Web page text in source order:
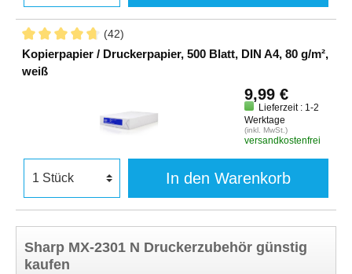
(42)
Kopierpapier / Druckerpapier, 500 Blatt, DIN A4, 80 g/m²,
weiß
9,99 €
Lieferzeit : 1-2
Werktage
(inkl. MwSt.)
versandkostenfrei
In den Warenkorb
Sharp MX-2301 N Druckerzubehör günstig
kaufen